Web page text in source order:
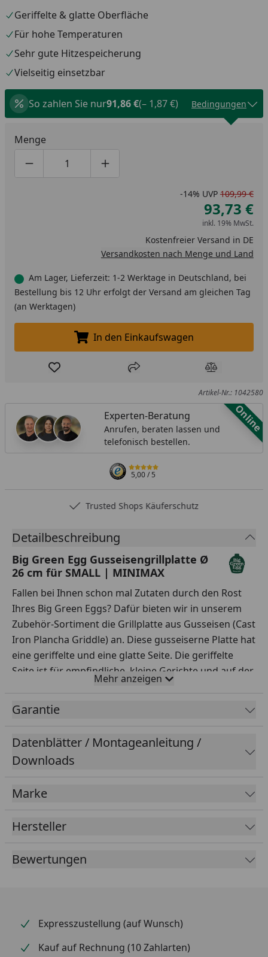
Geriffelte & glatte Oberfläche
Für hohe Temperaturen
Sehr gute Hitzespeicherung
Vielseitig einsetzbar
So zahlen Sie nur91,86 €(– 1,87 €) Bedingungen
Menge
Produktmenge um eins verringern
Produktmenge manuell eingeben
Produktmenge um eins erhöhen
-14% UVP 109,99 €
93,73 €
inkl. 19% MwSt.
Kostenfreier Versand in DE
Versandkosten nach Menge und Land
Am Lager, Lieferzeit: 1-2 Werktage in Deutschland, bei
Bestellung bis 12 Uhr erfolgt der Versand am gleichen Tag
(an Werktagen)
In den Einkaufswagen legen
In den Einkaufswagen
Produkt zur Wunschliste hinzufügen
Teilen Produkt
Artikel-Nr.: 1042580
Online
Experten-Beratung
Anrufen, beraten lassen und
telefonisch bestellen.
5,00/ 5
Trusted Shops Käuferschutz
Detailbeschreibung
Big Green Egg Gusseisengrillplatte Ø
26 cm für SMALL | MINIMAX
Fallen bei Ihnen schon mal Zutaten durch den Rost
Ihres Big Green Eggs? Dafür bieten wir in unserem
Zubehör-Sortiment die Grillplatte aus Gusseisen (Cast
Iron Plancha Griddle) an. Diese gusseiserne Platte hat
eine geriffelte und eine glatte Seite. Die geriffelte
Seite ist für empfindliche, kleine Gerichte und auf der
glatten Seite können Sie Pfannkuchen oder Eier
aromatischen Fleischsäfte erhalten bleiben? Dann ist
die Grillplatte aus Gusseisen Ihre perfekte Hilfe für
die Außenküche. Sie ist übrigens auch ideal für auf
der Kräuterkruste. Auch beim Sautieren von Gemüse
wunderbar. Gegrilltes wird auf der Platte schnell und
einfach gar und ist unwiderstehlich lecker.
Mehr anzeigen
Garantie
Datenblätter / Montageanleitung /
Downloads
Marke
Hersteller
Bewertungen
Expresszustellung (auf Wunsch)
Kauf auf Rechnung (10 Zahlarten)